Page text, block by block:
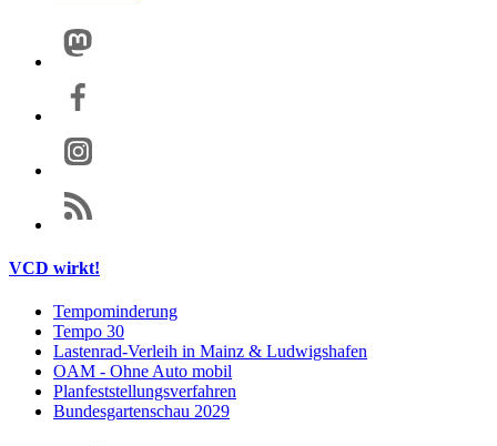
VCD wirkt!
Tempominderung
Tempo 30
Lastenrad-Verleih in Mainz & Ludwigshafen
OAM - Ohne Auto mobil
Planfeststellungsverfahren
Bundesgartenschau 2029